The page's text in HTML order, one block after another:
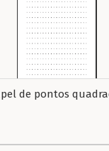
de pontos